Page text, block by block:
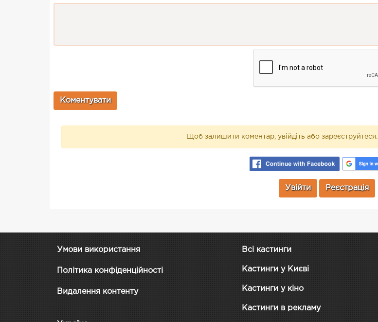
Щоб залишити коментар, увійдіть або зареєструйтеся.
Увійти Реєстрація
Умови використання
Політика конфіденційності
Видалення контенту
Всі кастинги
Кастинги у Києві
Кастинги у кіно
Кастинги в рекламу